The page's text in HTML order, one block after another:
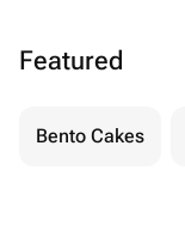
Featured
Bento Cakes